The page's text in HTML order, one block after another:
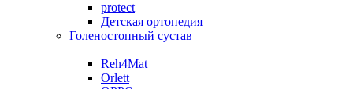
protect
Детская ортопедия
Голеностопный сустав
Reh4Mat
Orlett